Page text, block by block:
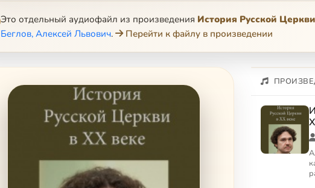
Это отдельный аудиофайл из произведения История Русской
Беглов, Алексей Львович. Перейти к файлу в произведении